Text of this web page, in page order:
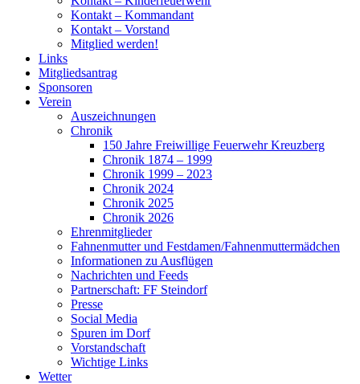
Kontakt – Kommandant
Kontakt – Vorstand
Mitglied werden!
Links
Mitgliedsantrag
Sponsoren
Verein
Auszeichnungen
Chronik
150 Jahre Freiwillige Feuerwehr Kreuzberg
Chronik 1874 – 1999
Chronik 1999 – 2023
Chronik 2024
Chronik 2025
Chronik 2026
Ehrenmitglieder
Fahnenmutter und Festdamen/Fahnenmuttermädchen
Informationen zu Ausflügen
Nachrichten und Feeds
Partnerschaft: FF Steindorf
Presse
Social Media
Spuren im Dorf
Vorstandschaft
Wichtige Links
Wetter